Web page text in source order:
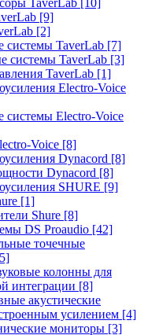
TaverLab [10]
[9]
[2]
системы TaverLab [7]
системы TaverLab [3]
TaverLab [1]
Electro-Voice
системы Electro-Voice
Voice [8]
Dynacord [8]
Dynacord [8]
SHURE [9]
[1]
Shure [8]
DS Proaudio [42]
точечные
колонны для
интеграции [8]
акустические
усилением [4]
мониторы [3]